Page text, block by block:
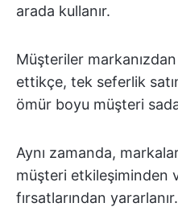
arada kullanır.
Müşteriler
ettikçe, tek seferlik
ömür boyu müşteri
Aynı zamanda,
müşteri etkileşiminden
fırsatlarından yararlanır.